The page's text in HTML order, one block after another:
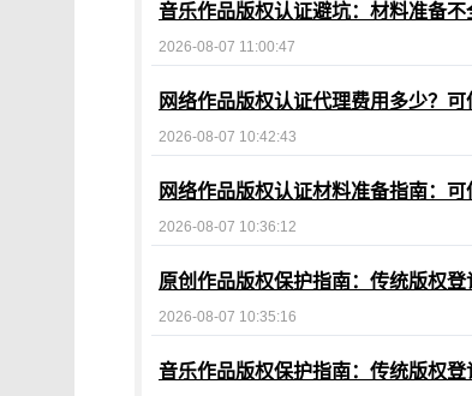
音乐作品版权认证避坑：材料准备
2026-08-07 11:00:47
网络作品版权认证代理费用多少？
2026-08-07 10:42:43
网络作品版权认证材料准备指南：
2026-08-07 10:36:12
原创作品版权保护指南：传统版权
2026-08-07 10:35:16
音乐作品版权保护指南：传统版权